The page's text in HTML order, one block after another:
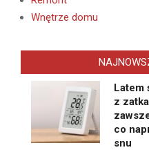
Wnętrze domu
Latem
z
co
snu